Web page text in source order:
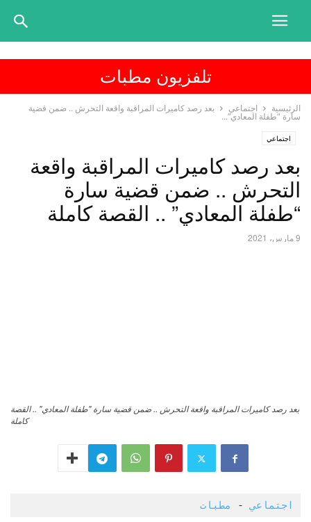
تلفزيون مطبات
الرئيسية اجتماعي
بعد رصد كاميرات المراقبة واقعة التحرش .. ضمن قضية
سارة “طفلة المعادي”...
اجتماعي
بعد رصد كاميرات المراقبة واقعة
التحرش .. ضمن قضية سارة
“طفلة المعادي” .. القصة كاملة
9 مارس، 2021
بعد رصد كاميرات المراقبة واقعة التحرش .. ضمن قضية سارة "طفلة المعادي" .. القصة
كاملة
اجتماعي - مطبات